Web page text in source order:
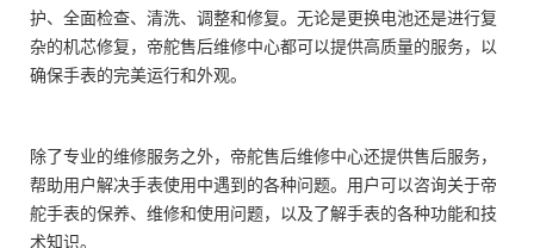
护、全面检查、清洗、调整和修复。无论是更换电池还是进行复
杂的机芯修复，帝舵售后维修中心都可以提供高质量的服务，以
确保手表的完美运行和外观。
除了专业的维修服务之外，帝舵售后维修中心还提供售后服务，
帮助用户解决手表使用中遇到的各种问题。用户可以咨询关于帝
舵手表的保养、维修和使用问题，以及了解手表的各种功能和技
术知识。